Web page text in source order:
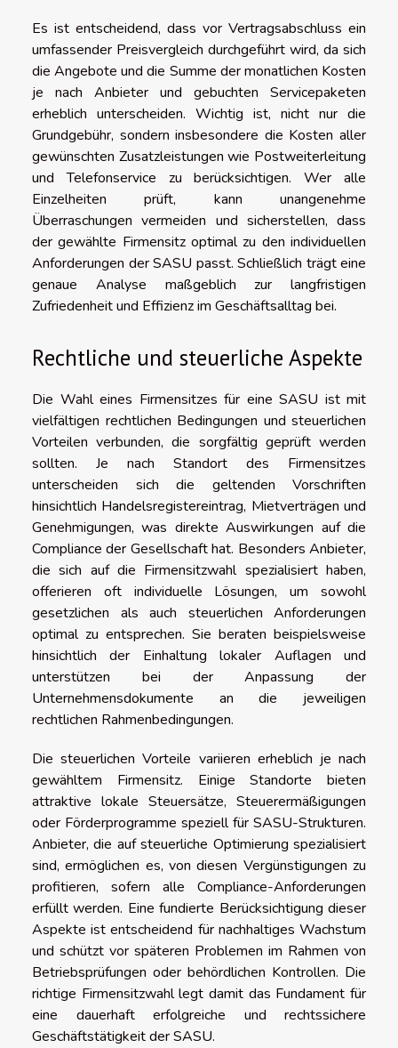
Es ist entscheidend, dass vor Vertragsabschluss ein
umfassender Preisvergleich durchgeführt wird, da sich
die Angebote und die Summe der monatlichen Kosten
je nach Anbieter und gebuchten Servicepaketen
erheblich unterscheiden. Wichtig ist, nicht nur die
Grundgebühr, sondern insbesondere die Kosten aller
gewünschten Zusatzleistungen wie Postweiterleitung
und Telefonservice zu berücksichtigen. Wer alle
Einzelheiten prüft, kann unangenehme
Überraschungen vermeiden und sicherstellen, dass
der gewählte Firmensitz optimal zu den individuellen
Anforderungen der SASU passt. Schließlich trägt eine
genaue Analyse maßgeblich zur langfristigen
Zufriedenheit und Effizienz im Geschäftsalltag bei.
Rechtliche und steuerliche Aspekte
Die Wahl eines Firmensitzes für eine SASU ist mit
vielfältigen rechtlichen Bedingungen und steuerlichen
Vorteilen verbunden, die sorgfältig geprüft werden
sollten. Je nach Standort des Firmensitzes
unterscheiden sich die geltenden Vorschriften
hinsichtlich Handelsregistereintrag, Mietverträgen und
Genehmigungen, was direkte Auswirkungen auf die
Compliance der Gesellschaft hat. Besonders Anbieter,
die sich auf die Firmensitzwahl spezialisiert haben,
offerieren oft individuelle Lösungen, um sowohl
gesetzlichen als auch steuerlichen Anforderungen
optimal zu entsprechen. Sie beraten beispielsweise
hinsichtlich der Einhaltung lokaler Auflagen und
unterstützen bei der Anpassung der
Unternehmensdokumente an die jeweiligen
rechtlichen Rahmenbedingungen.
Die steuerlichen Vorteile variieren erheblich je nach
gewähltem Firmensitz. Einige Standorte bieten
attraktive lokale Steuersätze, Steuerermäßigungen
oder Förderprogramme speziell für SASU-Strukturen.
Anbieter, die auf steuerliche Optimierung spezialisiert
sind, ermöglichen es, von diesen Vergünstigungen zu
profitieren, sofern alle Compliance-Anforderungen
erfüllt werden. Eine fundierte Berücksichtigung dieser
Aspekte ist entscheidend für nachhaltiges Wachstum
und schützt vor späteren Problemen im Rahmen von
Betriebsprüfungen oder behördlichen Kontrollen. Die
richtige Firmensitzwahl legt damit das Fundament für
eine dauerhaft erfolgreiche und rechtssichere
Geschäftstätigkeit der SASU.